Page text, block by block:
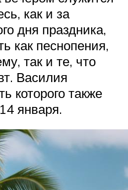
как и за
дня праздника,
как песнопения,
так и те, что
Василия
которого также
января.